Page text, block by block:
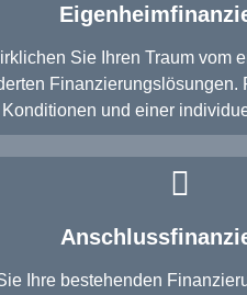
Sie Ihren Traum vom
Finanzierungslösungen.
Konditionen und einer
Ihre bestehenden